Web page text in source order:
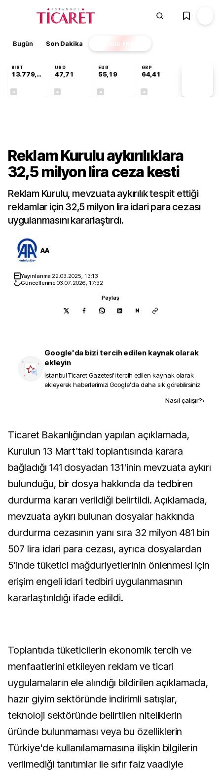
Bugün Son Dakika Finans EKSTRA
BIST
13.779,39
USD
47,71
EUR
55,19
GBP
64,41
Reklam Kurulu aykırılıklara
32,5 milyon lira ceza kesti
Reklam Kurulu, mevzuata aykırılık tespit ettiği
reklamlar için 32,5 milyon lira idari para cezası
uygulanmasını kararlaştırdı.
AA
Yayınlanma 22.03.2025, 13:13
Güncellenme03.07.2026, 17:32
Paylaş
N
Google'da bizi tercih edilen kaynak olarak
ekleyin
İstanbul Ticaret Gazetesi'i tercih edilen kaynak olarak
ekleyerek haberlerimizi Google'da daha sık görebilirsiniz.
Nasıl çalışır?›
Ticaret Bakanlığından yapılan açıklamada,
Kurulun 13 Mart'taki toplantısında karara
bağladığı 141 dosyadan 131'inin mevzuata aykırı
bulunduğu, bir dosya hakkında da tedbiren
durdurma kararı verildiği belirtildi. Açıklamada,
mevzuata aykırı bulunan dosyalar hakkında
durdurma cezasının yanı sıra 32 milyon 481 bin
507 lira idari para cezası, ayrıca dosyalardan
5'inde tüketici mağduriyetlerinin önlenmesi için
erişim engeli idari tedbiri uygulanmasının
kararlaştırıldığı ifade edildi.
Toplantıda tüketicilerin ekonomik tercih ve
menfaatlerini etkileyen reklam ve ticari
uygulamaların ele alındığı bildirilen açıklamada,
hazır giyim sektöründe indirimli satışlar,
teknoloji sektöründe belirtilen niteliklerin
üründe bulunmaması veya bu özelliklerin
Türkiye'de kullanılamamasına ilişkin bilgilerin
verilmediği tanıtımlar ile sıfır faiz vaadiyle